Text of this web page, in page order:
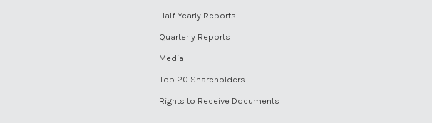
Half Yearly Reports
Quarterly Reports
Media
Top 20 Shareholders
Rights to Receive Documents